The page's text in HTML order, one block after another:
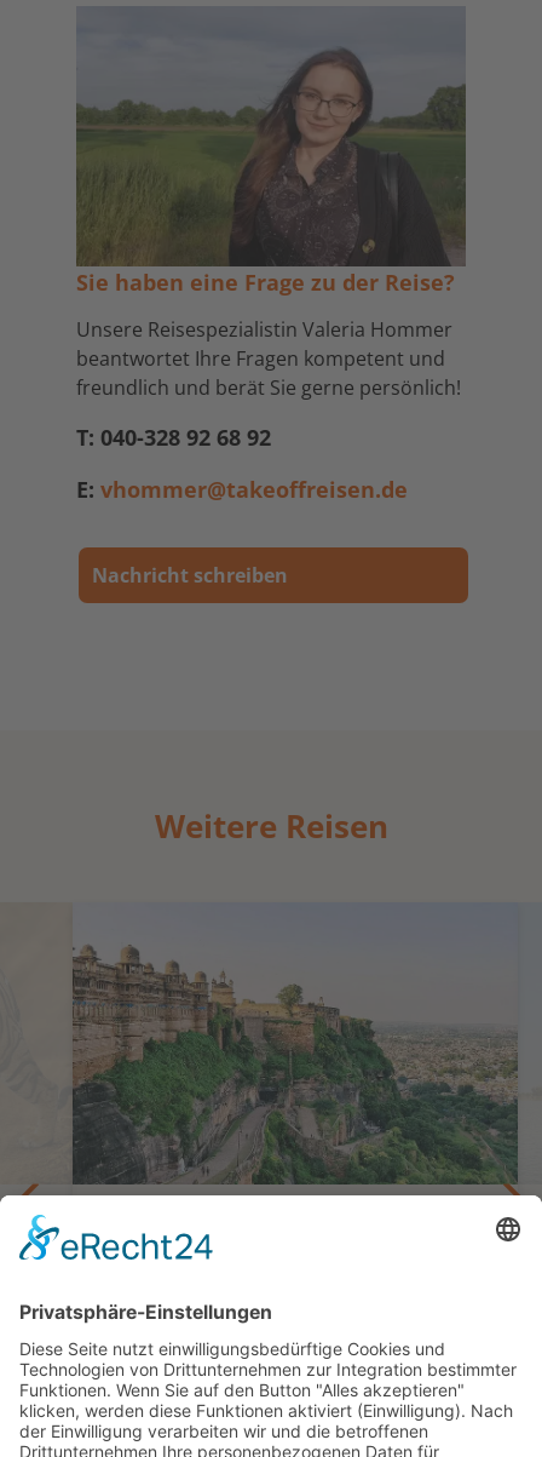
Sie haben eine Frage zu der Reise?
Unsere Reisespezialistin Valeria Hommer
beantwortet Ihre Fragen kompetent und
freundlich und berät Sie gerne persönlich!
T: 040-328 92 68 92
E: vhommer@takeoffreisen.de
Nachricht schreiben
Weitere Reisen
Privatreise Indiens goldene Mitte
14 Tage ab/bis Delhi
ab 1.935,— €